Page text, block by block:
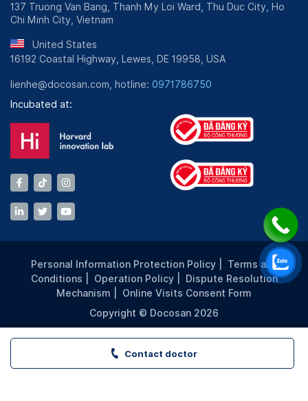
Contact doctor
137 Truong Van Bang, Thanh My Loi Ward, Thu Duc City, Ho
Chi Minh City, Vietnam
United States
16192 Coastal Highway, Lewes, DE 19958, USA
lienhe@docosan.com, hotline: 0971786750
Incubated at:
Personal Information Protection Policy
Terms and
Conditions
Operation Policy
Dispute Resolution
Mechanism
Online Visits Consent Form
Copyright © Docosan 2026